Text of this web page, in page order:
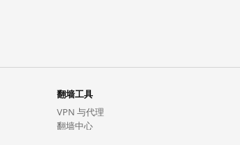
翻墙工具
VPN 与代理
翻墙中心